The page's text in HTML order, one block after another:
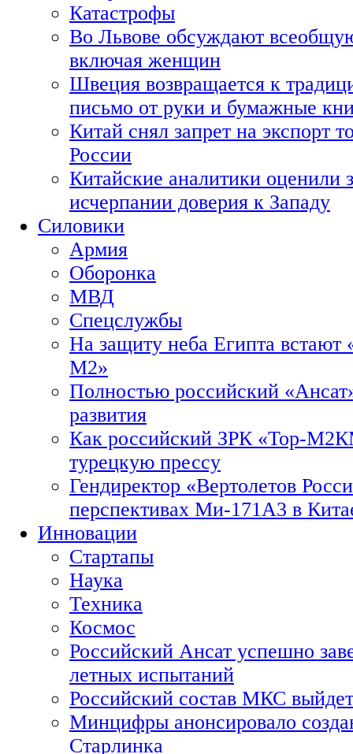
Катастрофы
Во Львове обсуждают
включая женщин
Швеция возвращается к
письмо от руки и бумажные
Китай снял запрет на экспорт
России
Китайские аналитики оценили
исчерпании доверия к Западу
Силовики
Армия
Оборонка
МВД
Спецслужбы
На защиту неба Египта встают
М2»
Полностью российский
развития
Как российский ЗРК «Тор-
турецкую прессу
Гендиректор «Вертолетов
перспективах Ми-171А3 в
Инновации
Стартапы
Наука
Техника
Космос
Российский Ансат успешно
летных испытаний
Российский состав МКС
Минцифры анонсировало
Старлинка